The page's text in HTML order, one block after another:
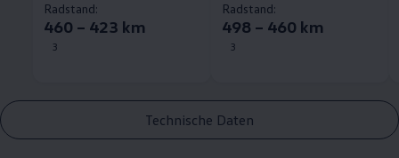
Radstand:
460 – 423 km
3
Radstand:
498 – 460 km
3
Technische Daten